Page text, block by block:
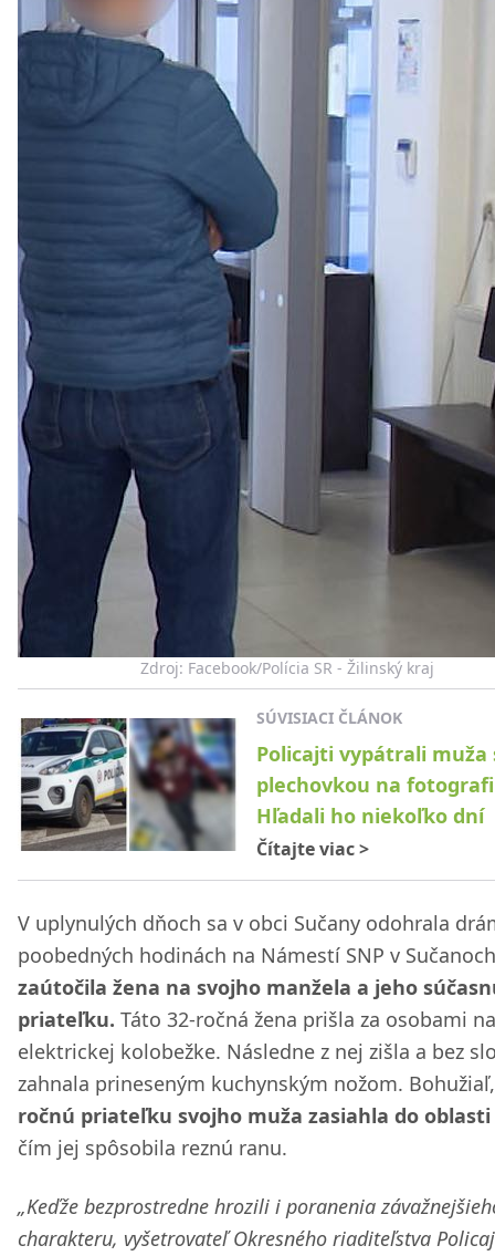
Zdroj: Facebook/Polícia SR - Žilinský kraj
SÚVISIACI ČLÁNOK
Policajti vypátrali muža
plechovkou na
Hľadali ho niekoľko dní
Čítajte viac>
V uplynulých dňoch sa v obci Sučany odohrala
poobedných hodinách na Námestí SNP v Sučanoch
zaútočila žena na svojho manžela a jeho
priateľku. Táto 32-ročná žena prišla za osobami na
elektrickej kolobežke. Následne z nej zišla a bez
zahnala prineseným kuchynským nožom.
ročnú priateľku svojho muža zasiahla do oblasti
čím jej spôsobila reznú ranu.
„Keďže bezprostredne hrozili i poranenia
charakteru, vyšetrovateľ Okresného riaditeľstva